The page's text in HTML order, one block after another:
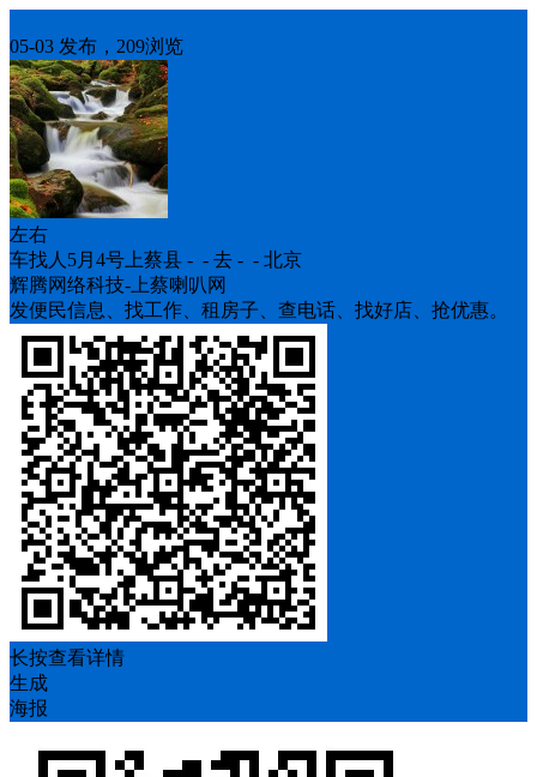
05-03 发布，209浏览
左右
车找人5月4号上蔡县 - - 去 - - 北京
辉腾网络科技-上蔡喇叭网
发便民信息、找工作、租房子、查电话、找好店、抢优惠。
长按查看详情
生成
海报